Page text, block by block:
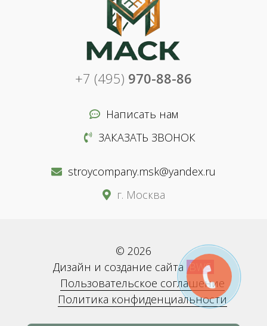
+7 (495) 970-88-86
Написать нам
ЗАКАЗАТЬ ЗВОНОК
stroycompany.msk@yandex.ru
г. Москва
© 2026
Дизайн и создание сайта BWS
Пользовательское соглашение
Политика конфиденциальности